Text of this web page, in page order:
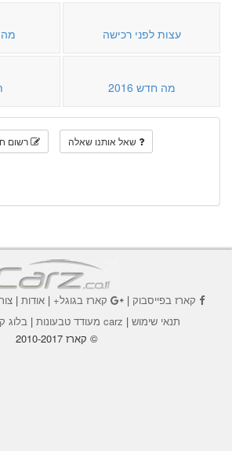
עצות לפני רכישה מה
מה חדש 2016
שאל אותנו שאלה רשום
קארז בפייסבוק| קארז בגוגל+|אודות |
תנאי שימוש | carz מעודד טבעונות | בלוג
© קארז 2010-2017